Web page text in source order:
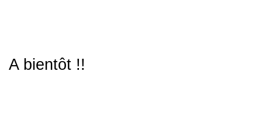
A bientôt !!